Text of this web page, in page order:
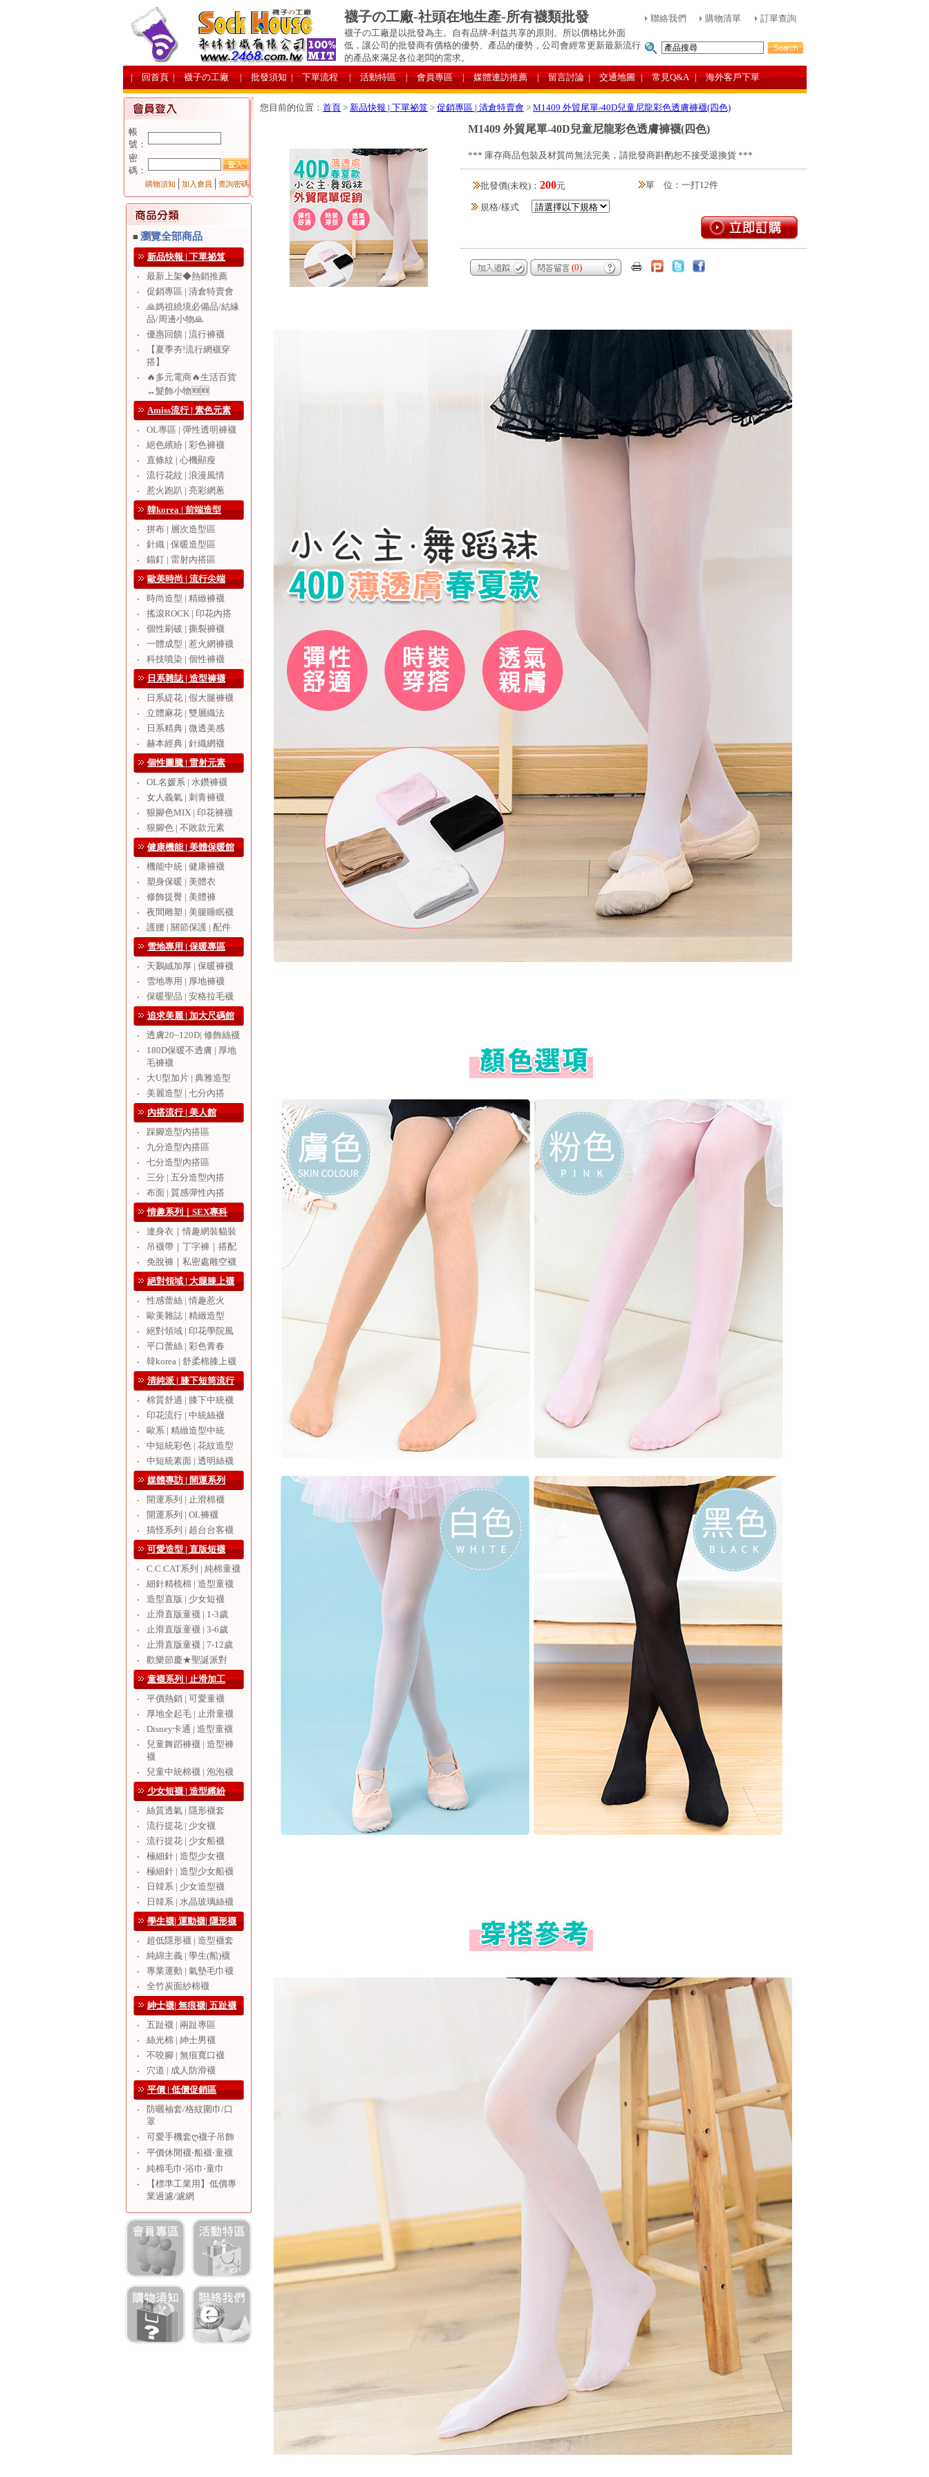
襪子の工廠-社頭在地生產-所有襪類批發
襪子の工廠是以批發為主。自有品牌-利益共享的原則。所以價格比外面
低，讓公司的批發商有價格的優勢、產品的優勢，公司會經常更新最新流行
的產品來滿足各位老闆的需求。
聯絡我們 購物清單 訂單查詢
| 回首頁 | 襪子の工廠 | 批發須知 | 下單流程 | 活動特區 | 會員專區 | 媒體連訪推薦 | 留言討論 | 交通地圖 | 常見Q&A | 海外客戶下單
帳
號：
密
碼：
購物須知 加入會員 查詢密碼
■ 瀏覽全部商品
新品快報 | 下單祕笈
‧
最新上架◆熱銷推薦
‧
促銷專區 | 清倉特賣會
‧
🙏媽祖繞境必備品/結緣
品/周邊小物🙏
‧
優惠回饋 | 流行褲襪
‧
【夏季夯!流行網襪穿
搭】
‧
🔥多元電商🔥生活百貨
↔️髮飾小物🆕🆕
Amiss流行 | 素色元素
‧
OL專區 | 彈性透明褲襪
‧
絕色繽紛 | 彩色褲襪
‧
直條紋 | 心機顯瘦
‧
流行花紋 | 浪漫風情
‧
惹火跑趴 | 亮彩網蔥
韓korea | 前端造型
‧
拼布 | 層次造型區
‧
針織 | 保暖造型區
‧
錨釘 | 雷射內搭區
歐美時尚 | 流行尖端
‧
時尚造型 | 精緻褲襪
‧
搖滾ROCK | 印花內搭
‧
個性刷破 | 撕裂褲襪
‧
一體成型 | 惹火網褲襪
‧
科技噴染 | 個性褲襪
日系雜誌 | 造型褲襪
‧
日系緹花 | 假大腿褲襪
‧
立體麻花 | 雙層織法
‧
日系精典 | 微透美感
‧
赫本經典 | 針織網襪
個性圖騰 | 雷射元素
‧
OL名媛系 | 水鑽褲襪
‧
女人義氣 | 刺青褲襪
‧
狠腳色MIX | 印花褲襪
‧
狠腳色 | 不敗款元素
健康機能 | 美體保暖館
‧
機能中統 | 健康褲襪
‧
塑身保暖 | 美體衣
‧
修飾提臀 | 美體褲
‧
夜間雕塑 | 美腿睡眠襪
‧
護腰 | 關節保護 | 配件
雪地專用 | 保暖專區
‧
天鵝絨加厚 | 保暖褲襪
‧
雪地專用 | 厚地褲襪
‧
保暖聖品 | 安格拉毛襪
追求美麗 | 加大尺碼館
‧
透膚20~120D| 修飾絲襪
‧
180D保暖不透膚 | 厚地
毛褲襪
‧
大U型加片 | 典雅造型
‧
美麗造型 | 七分內搭
內搭流行 | 美人館
‧
踩腳造型內搭區
‧
九分造型內搭區
‧
七分造型內搭區
‧
三分 | 五分造型內搭
‧
布面 | 質感彈性內搭
情趣系列｜SEX專科
‧
連身衣｜情趣網裝貓裝
‧
吊襪帶｜丁字褲｜搭配
‧
免脫褲｜私密處雕空襪
絕對領域 | 大腿膝上襪
‧
性感蕾絲 | 情趣惹火
‧
歐美雜誌 | 精緻造型
‧
絕對領域 | 印花學院風
‧
平口蕾絲 | 彩色青春
‧
韓korea | 舒柔棉膝上襪
清純派 | 膝下短筒流行
‧
棉質舒適 | 膝下中統襪
‧
印花流行 | 中統絲襪
‧
歐系 | 精緻造型中統
‧
中短統彩色 | 花紋造型
‧
中短統素面 | 透明絲襪
媒體專訪 | 開運系列
‧
開運系列 | 止滑棉襪
‧
開運系列 | OL褲襪
‧
搞怪系列 | 超台台客襪
可愛造型 | 直版短襪
‧
C.C.CAT系列 | 純棉童襪
‧
細針精梳棉 | 造型童襪
‧
造型直版 | 少女短襪
‧
止滑直版童襪 | 1-3歲
‧
止滑直版童襪 | 3-6歲
‧
止滑直版童襪 | 7-12歲
‧
歡樂節慶★聖誕派對
童襪系列 | 止滑加工
‧
平價熱銷 | 可愛童襪
‧
厚地全起毛 | 止滑童襪
‧
Disney卡通 | 造型童襪
‧
兒童舞蹈褲襪 | 造型褲
襪
‧
兒童中統棉襪 | 泡泡襪
少女短襪 | 造型繽紛
‧
絲質透氣 | 隱形襪套
‧
流行提花 | 少女襪
‧
流行提花 | 少女船襪
‧
極細針 | 造型少女襪
‧
極細針 | 造型少女船襪
‧
日韓系 | 少女造型襪
‧
日韓系 | 水晶玻璃絲襪
學生襪| 運動襪| 隱形襪
‧
超低隱形襪 | 造型襪套
‧
純綿主義 | 學生(船)襪
‧
專業運動 | 氣墊毛巾襪
‧
全竹炭面紗棉襪
紳士襪| 無痕襪| 五趾襪
‧
五趾襪 | 兩趾專區
‧
絲光棉 | 紳士男襪
‧
不咬腳 | 無痕寬口襪
‧
穴道 | 成人防滑襪
平價 | 低價促銷區
‧
防曬袖套/格紋圍巾/口
罩
‧
可愛手機套ღ襪子吊飾
‧
平價休閒襪‧船襪‧童襪
‧
純棉毛巾‧浴巾‧童巾
‧
【標準工業用】低價專
業過濾/濾網
您目前的位置： 首頁 > 新品快報 | 下單祕笈 > 促銷專區 | 清倉特賣會 > M1409 外貿尾單-40D兒童尼龍彩色透膚褲襪(四色)
M1409 外貿尾單-40D兒童尼龍彩色透膚褲襪(四色)
*** 庫存商品包裝及材質尚無法完美，請批發商斟酌恕不接受退換貨 ***
批發價(未稅)： 200元 單 位：一打12件
規格/樣式
(0)